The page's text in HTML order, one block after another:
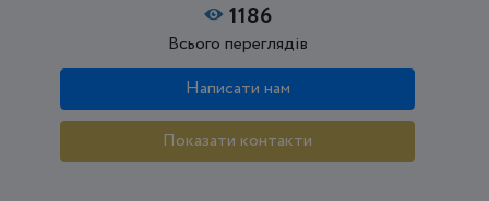
1186
Всього переглядів
Написати нам
Показати контакти